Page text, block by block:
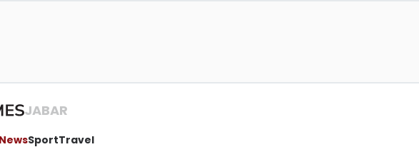
JABAR
NewsSportTravel